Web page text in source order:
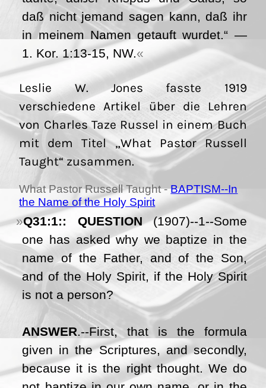
daß nicht jemand sagen kann, daß ihr
in meinem Namen getauft wurdet.“ —
1. Kor. 1:13-15, NW.
Leslie W. Jones fasste 1919
verschiedene Artikel über die Lehren
von Charles Taze Russel in einem Buch
mit dem Titel „What Pastor Russell
Taught“ zusammen.
What Pastor Russell Taught -BAPTISM--In
the Name of the Holy Spirit
Q31:1:: QUESTION(1907)--1--Some
one has asked why we baptize in the
name of the Father, and of the Son,
and of the Holy Spirit, if the Holy Spirit
is not a person?
ANSWER.--First, that is the formula
given in the Scriptures, and secondly,
because it is the right thought. We do